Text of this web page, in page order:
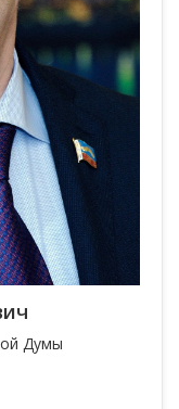
Думы